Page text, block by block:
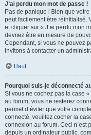
J’ai perdu mon mot de passe !
Pas de panique ! Bien que
peut facilement être réinitialisé.
et cliquer sur « J’ai perdu mon
devriez être en mesure de
Cependant, si vous ne pouvez
invitons à contacter un
Haut
Pourquoi suis-je déconnecté
Si vous ne cochez pas la case
au forum, vous ne resterez
permet d’éviter que votre
connecté, veuillez cocher la
connexion au forum. Ceci n’est
depuis un ordinateur public,